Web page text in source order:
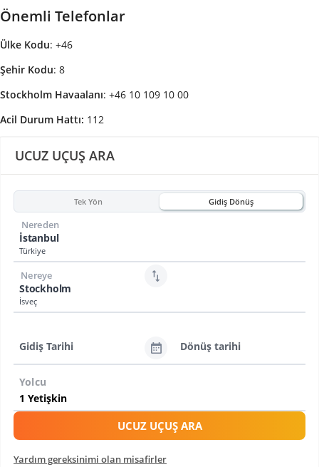
UCUZ UÇUŞ ARA
Tek Yön Gidiş Dönüş
İstanbul
Türkiye
Nereden
Stockholm
İsveç
Nereye
Gidiş Tarihi Dönüş tarihi
Yolcu
UCUZ UÇUŞ ARA
Yardım gereksinimi olan misafirler
Önemli Telefonlar
Ülke Kodu: +46
Şehir Kodu: 8
Stockholm Havaalanı: +46 10 109 10 00
Acil Durum Hattı: 112